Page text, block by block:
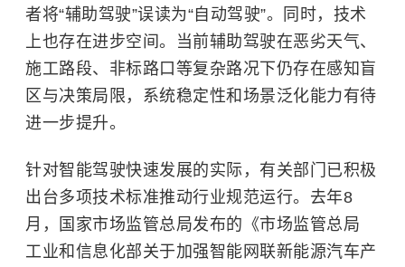
者将“辅助驾驶”误读为“自动驾驶”。同时，技术
上也存在进步空间。当前辅助驾驶在恶劣天气、
施工路段、非标路口等复杂路况下仍存在感知盲
区与决策局限，系统稳定性和场景泛化能力有待
进一步提升。
针对智能驾驶快速发展的实际，有关部门已积极
出台多项技术标准推动行业规范运行。去年8
月，国家市场监管总局发布的《市场监管总局
工业和信息化部关于加强智能网联新能源汽车产